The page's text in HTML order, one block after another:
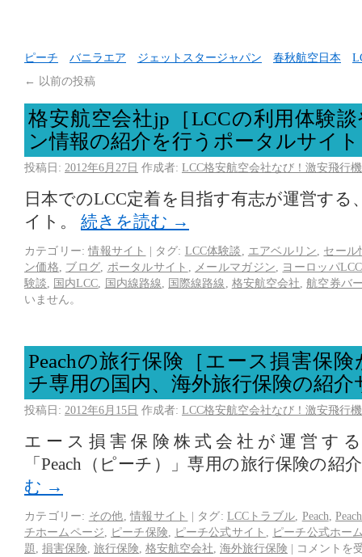
ピーチ バニラエア ジェットスタージャパン 春秋航空日本
← 以前の投稿
格安航空会社jp［LCCの利用体験
ン情報の紹介を行うポータルサイ
投稿日: 2012年6月27日 作成者: LCC格安航空会社なび！激安飛行
日本でのLCC定着を目指す有志が運営する
イト。 続きを読む →
カテゴリー: 情報サイト | タグ: LCC体験談 エアベルリン
セール
ン価格
ブログ ポータルサイト メールマガジン
ヨーロッパLCC
験談
国内LCC 国内線路線 国際線路線 格安航空会社 ,航空券バ
いません。
Peachの旅行保険［エース損害保
チ専用の国内、海外旅行保険の紹介
投稿日: 2012年6月15日 作成者: LCC格安航空会社なび！激安飛行
エース損害保険株式会社が運営す
「Peach（ピーチ）」専用の旅行保険の紹
む →
カテゴリー: その他 ,情報サイト | タグ: LCCトラブル Peach
チホームページ
ピーチ保険 ピーチ公式サイト
ピーチ公式ホー
題
損害保険 旅行保険 格安航空会社 海外旅行保険 | コメントを